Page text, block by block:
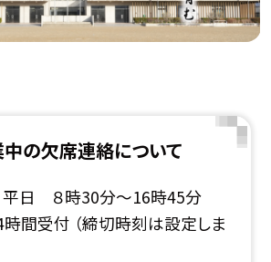
の欠席連絡について
平日 ８時30分～16時45分
間受付 （締切時刻は設定しま